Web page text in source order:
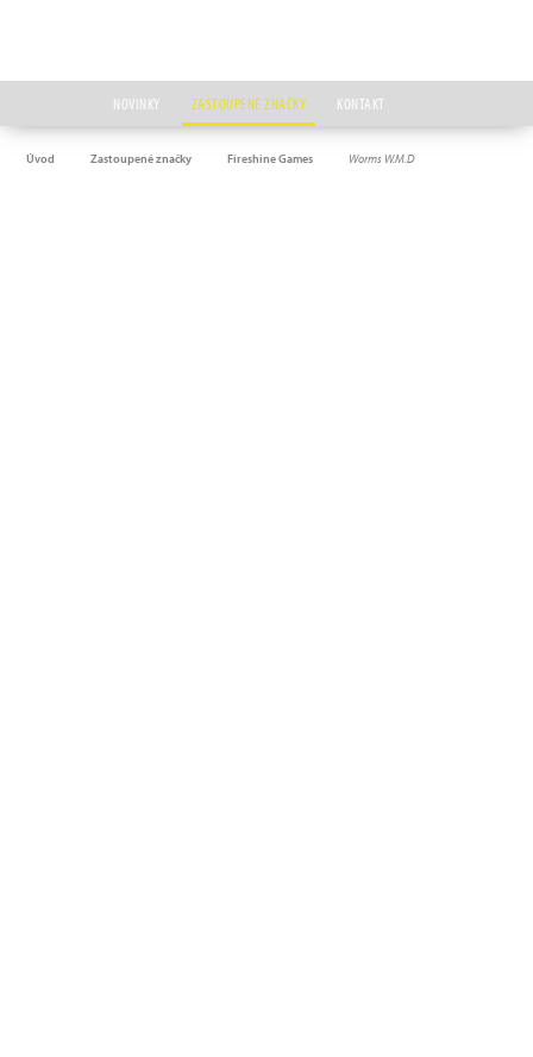
NOVINKY ZASTOUPENÉ ZNAČKY KONTAKT
Úvod Zastoupené značky Fireshine Games Worms W.M.D